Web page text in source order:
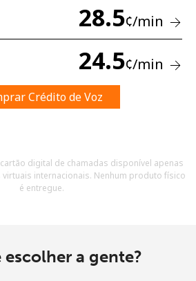
Sem senha criada
e minúscula
28.5¢/min
24.5¢/min
Crédito de Voz
digital de chamadas disponível apenas
internacionais. Nenhum produto físico
é entregue.
escolher a gente?